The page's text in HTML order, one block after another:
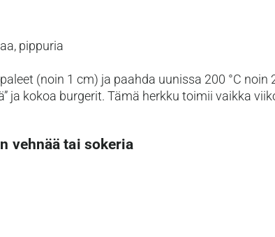
pippuria
(noin 1 cm) ja paahda uunissa 200 °C
ja kokoa burgerit. Tämä herkku toimii vaikka
vehnää tai sokeria